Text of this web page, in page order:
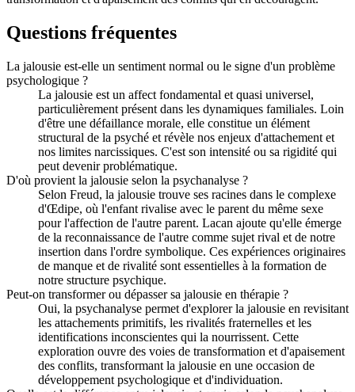
Questions fréquentes
La jalousie est-elle un sentiment normal ou le signe d'un problème
psychologique ?
La jalousie est un affect fondamental et quasi universel,
particulièrement présent dans les dynamiques familiales. Loin
d'être une défaillance morale, elle constitue un élément
structural de la psyché et révèle nos enjeux d'attachement et
nos limites narcissiques. C'est son intensité ou sa rigidité qui
peut devenir problématique.
D'où provient la jalousie selon la psychanalyse ?
Selon Freud, la jalousie trouve ses racines dans le complexe
d'Œdipe, où l'enfant rivalise avec le parent du même sexe
pour l'affection de l'autre parent. Lacan ajoute qu'elle émerge
de la reconnaissance de l'autre comme sujet rival et de notre
insertion dans l'ordre symbolique. Ces expériences originaires
de manque et de rivalité sont essentielles à la formation de
notre structure psychique.
Peut-on transformer ou dépasser sa jalousie en thérapie ?
Oui, la psychanalyse permet d'explorer la jalousie en revisitant
les attachements primitifs, les rivalités fraternelles et les
identifications inconscientes qui la nourrissent. Cette
exploration ouvre des voies de transformation et d'apaisement
des conflits, transformant la jalousie en une occasion de
développement psychologique et d'individuation.